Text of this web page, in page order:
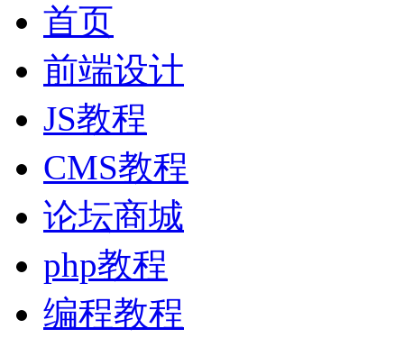
首页
前端设计
JS教程
CMS教程
论坛商城
php教程
编程教程